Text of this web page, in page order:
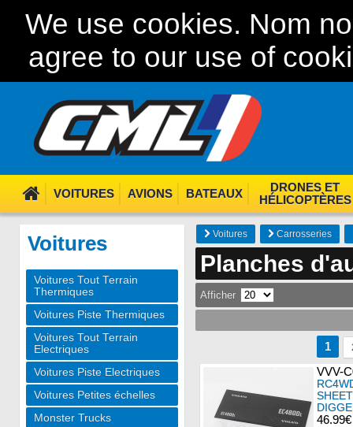
We use cookies. Nom
agree to our use of
VOITURES AVIONS BATEAUX
DRONES ET
HÉLICOPTÈRES
Voitures
Voitures Tout Terrain
Thermiques
Voitures Piste Thermiques
Voitures Tout Terrain
Electriques
Voitures Piste Electriques
Voitures Petites échelles
Monster Trucks
Voitures Carrosseries
Planches
Afficher
1
VVV-
46.99€